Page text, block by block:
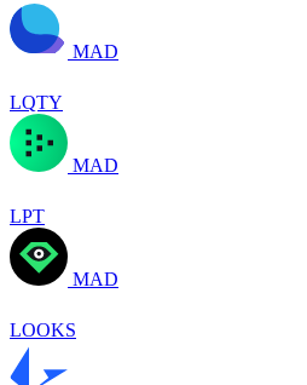
MAD
LQTY
MAD
LPT
MAD
LOOKS